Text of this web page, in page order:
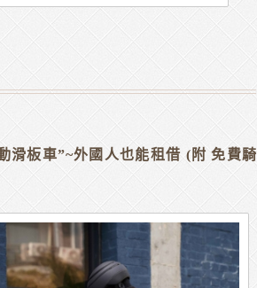
滑板車”~外國人也能租借 (附 免費騎